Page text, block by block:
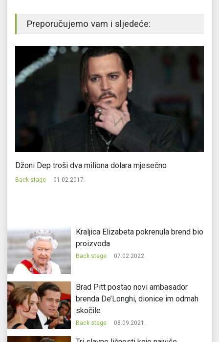
Preporučujemo vam i sljedeće:
Džoni Dep troši dva miliona dolara mjesečno
Back stage 01.02.2017.
Kraljica Elizabeta pokrenula brend bio
proizvoda
Back stage 07.02.2022.
Brad Pitt postao novi ambasador
brenda De’Longhi, dionice im odmah
skočile
Back stage 08.09.2021.